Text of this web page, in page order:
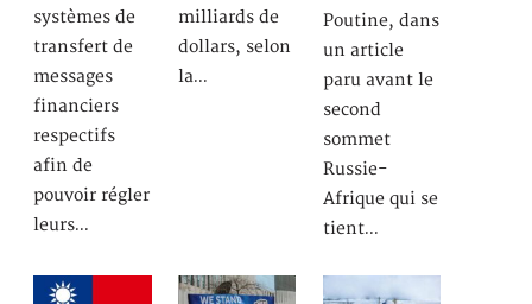
systèmes de
transfert de
messages
financiers
respectifs
afin de
pouvoir régler
leurs…
milliards de
dollars, selon
la…
Poutine, dans
un article
paru avant le
second
sommet
Russie-
Afrique qui se
tient…